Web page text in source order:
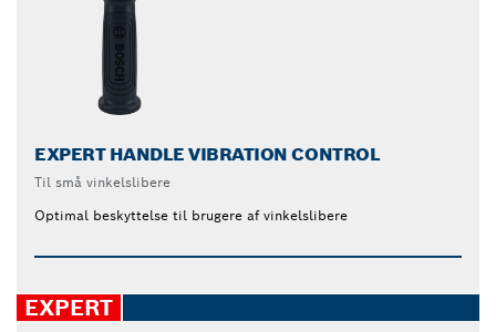
EXPERT HANDLE VIBRATION CONTROL
Til små vinkelslibere
Optimal beskyttelse til brugere af vinkelslibere
EXPERT